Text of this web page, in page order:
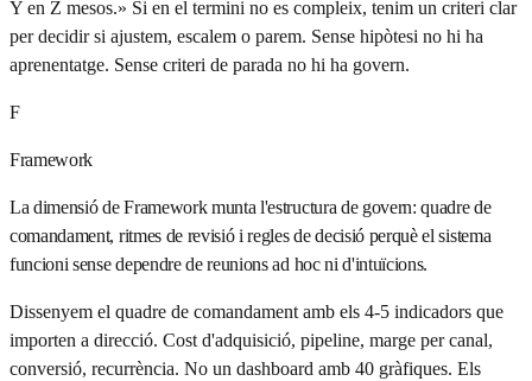
Y en Z mesos.» Si en el termini no es compleix, tenim un criteri clar
per decidir si ajustem, escalem o parem. Sense hipòtesi no hi ha
aprenentatge. Sense criteri de parada no hi ha govern.
F
Framework
La dimensió de Framework munta l'estructura de govern: quadre de
comandament, ritmes de revisió i regles de decisió perquè el sistema
funcioni sense dependre de reunions ad hoc ni d'intuïcions.
Dissenyem el quadre de comandament amb els 4-5 indicadors que
importen a direcció. Cost d'adquisició, pipeline, marge per canal,
conversió, recurrència. No un dashboard amb 40 gràfiques. Els